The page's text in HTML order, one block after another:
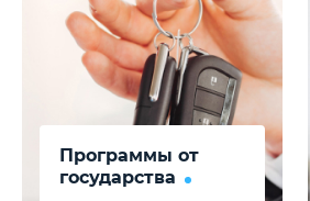
Программы от
государства